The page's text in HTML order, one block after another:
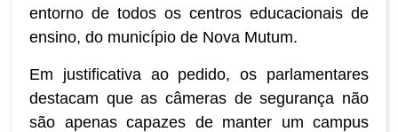
entorno de todos os centros educacionais de
ensino, do município de Nova Mutum.
Em justificativa ao pedido, os parlamentares
destacam que as câmeras de segurança não
são apenas capazes de manter um campus